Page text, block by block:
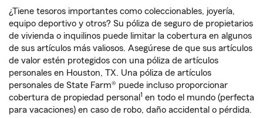
¿Tiene tesoros importantes como coleccionables, joyería,
equipo deportivo y otros? Su póliza de seguro de propietarios
de vivienda o inquilinos puede limitar la cobertura en algunos
de sus artículos más valiosos. Asegúrese de que sus artículos
de valor estén protegidos con una póliza de artículos
personales en Houston, TX. Una póliza de artículos
personales de State Farm® puede incluso proporcionar
cobertura de propiedad personal 1 en todo el mundo (perfecta
para vacaciones) en caso de robo, daño accidental o pérdida.